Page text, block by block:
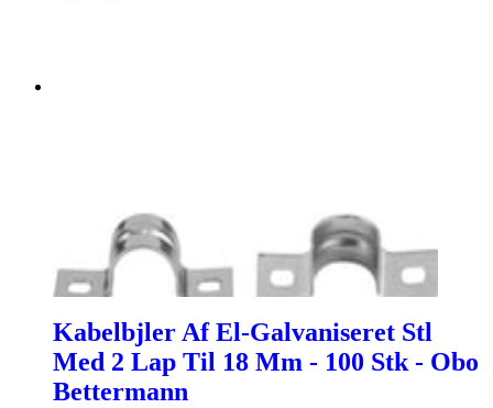
Kabelbjler Af El-Galvaniseret Stl
Med 2 Lap Til 18 Mm - 100 Stk - Obo
Bettermann